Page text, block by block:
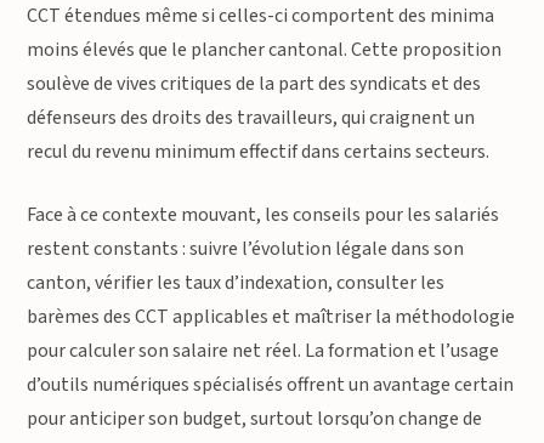
CCT étendues même si celles-ci comportent des minima
moins élevés que le plancher cantonal. Cette proposition
soulève de vives critiques de la part des syndicats et des
défenseurs des droits des travailleurs, qui craignent un
recul du revenu minimum effectif dans certains secteurs.
Face à ce contexte mouvant, les conseils pour les salariés
restent constants : suivre l’évolution légale dans son
canton, vérifier les taux d’indexation, consulter les
barèmes des CCT applicables et maîtriser la méthodologie
pour calculer son salaire net réel. La formation et l’usage
d’outils numériques spécialisés offrent un avantage certain
pour anticiper son budget, surtout lorsqu’on change de